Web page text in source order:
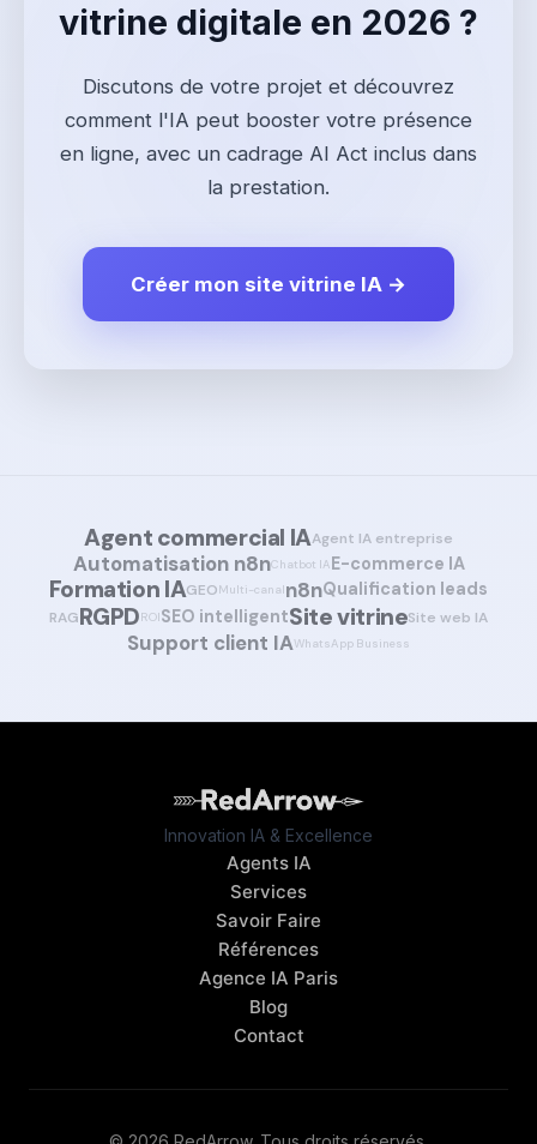
vitrine digitale en 2026 ?
Discutons de votre projet et découvrez
comment l'IA peut booster votre présence
en ligne, avec un cadrage AI Act inclus dans
la prestation.
Créer mon site vitrine IA →
Agent commercial IAAgent IA entreprise
Automatisation n8nChatbot IAE-commerce IA
Formation IAGEOMulti-canaln8nQualification leads
RAGRGPDROISEO intelligentSite vitrineSite web IA
Support client IAWhatsApp Business
Innovation IA & Excellence
Agents IA
Services
Savoir Faire
Références
Agence IA Paris
Blog
Contact